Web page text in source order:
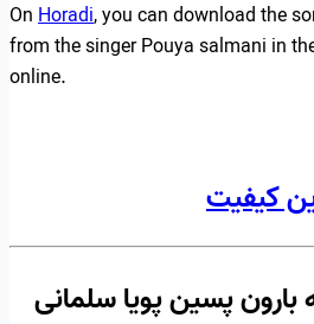
OnHoradi, you can download the
from the singer Pouya salmani in
online.
کیفیت
پسین پویا سلمانی